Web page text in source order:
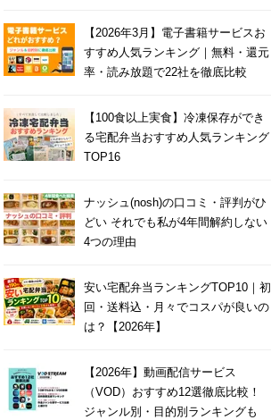
【2026年3月】電子書籍サービスお
すすめ人気ランキング｜無料・還元
率・読み放題で22社を徹底比較
【100食以上実食】冷凍保存ができ
る宅配弁当おすすめ人気ランキング
TOP16
ナッシュ(nosh)の口コミ・評判がひ
どい それでも私が4年間解約しない
4つの理由
安い宅配弁当ランキングTOP10｜初
回・送料込・月々でコスパが良いの
は？【2026年】
【2026年】動画配信サービス
（VOD）おすすめ12選徹底比較！
ジャンル別・目的別ランキングも